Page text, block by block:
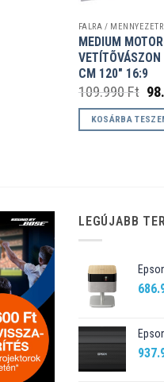
MEDIUM
CM 120″ 16:9
109.990Ft
KOSÁRBA
LEGÚJABB